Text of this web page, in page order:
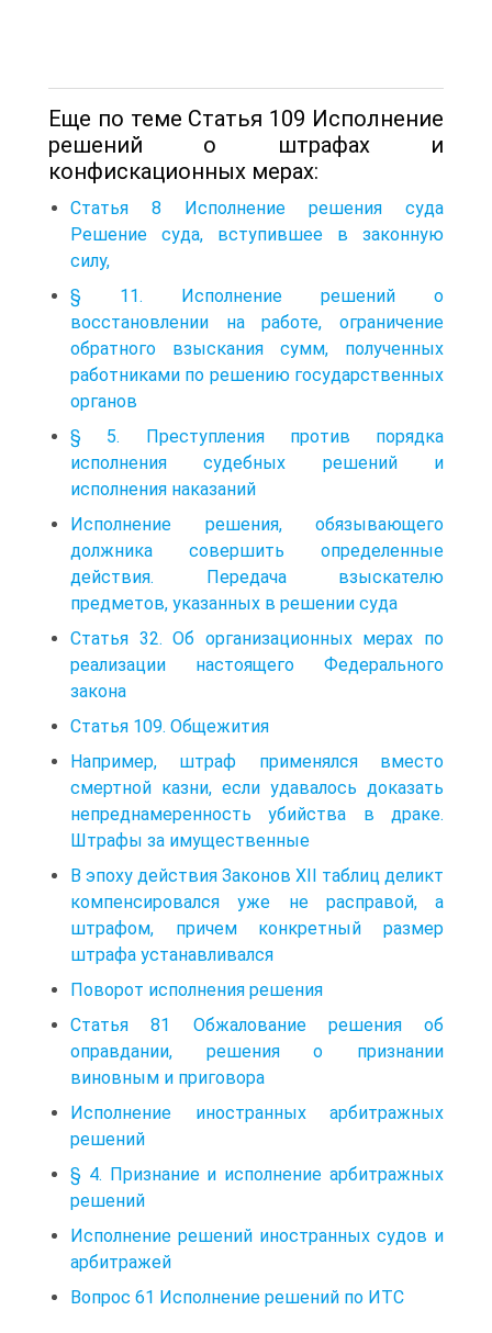
Еще по теме Статья 109 Исполнение
решений о штрафах и
конфискационных мерах:
Статья 8 Исполнение решения суда
Решение суда, вступившее в законную
силу,
§ 11. Исполнение решений о
восстановлении на работе, ограничение
обратного взыскания сумм, полученных
работниками по решению государственных
органов
§ 5. Преступления против порядка
исполнения судебных решений и
исполнения наказаний
Исполнение решения, обязывающего
должника совершить определенные
действия. Передача взыскателю
предметов, указанных в решении суда
Статья 32. Об организационных мерах по
реализации настоящего Федерального
закона
Статья 109. Общежития
Например, штраф применялся вместо
смертной казни, если удавалось доказать
непреднамеренность убийства в драке.
Штрафы за имущественные
В эпоху действия Законов XII таблиц деликт
компенсировался уже не расправой, а
штрафом, причем конкретный размер
штрафа устанавливался
Поворот исполнения решения
Статья 81 Обжалование решения об
оправдании, решения о признании
виновным и приговора
Исполнение иностранных арбитражных
решений
§ 4. Признание и исполнение арбитражных
решений
Исполнение решений иностранных судов и
арбитражей
Вопрос 61 Исполнение решений по ИТС